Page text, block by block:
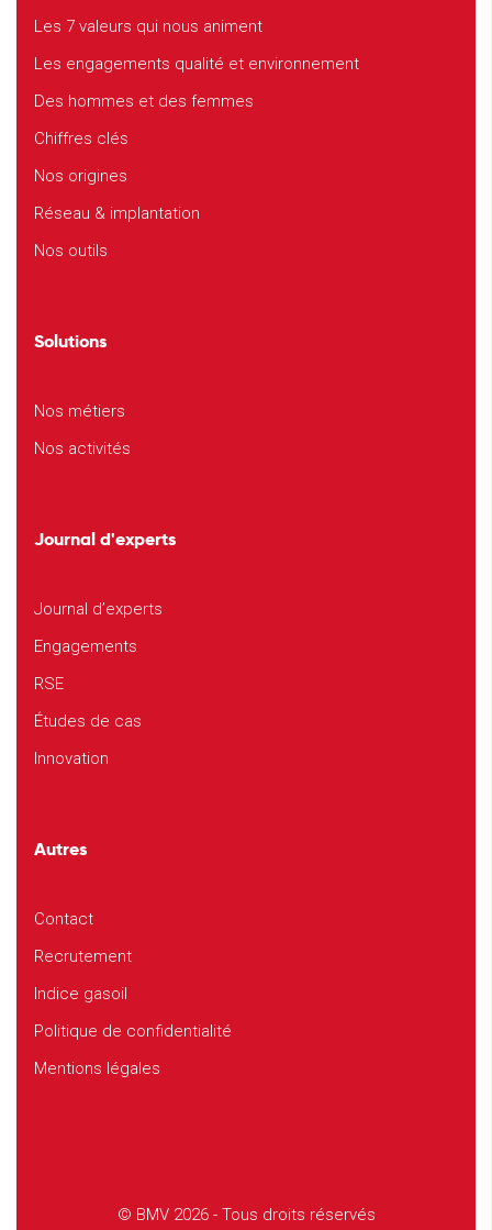
Les 7 valeurs qui nous animent
Les engagements qualité et environnement
Des hommes et des femmes
Chiffres clés
Nos origines
Réseau & implantation
Nos outils
Solutions
Nos métiers
Nos activités
Journal d'experts
Journal d’experts
Engagements
RSE
Études de cas
Innovation
Autres
Contact
Recrutement
Indice gasoil
Politique de confidentialité
Mentions légales
© BMV 2026 - Tous droits réservés